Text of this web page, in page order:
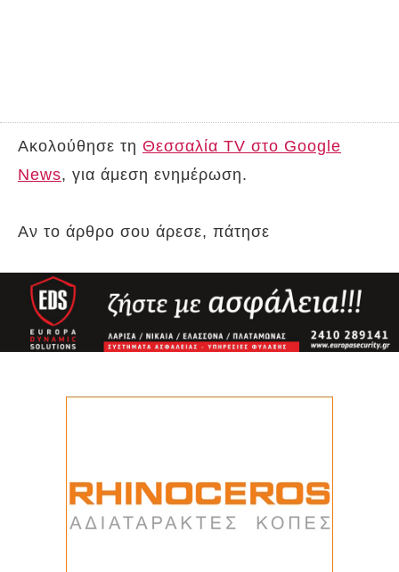
Ακολούθησε τη Θεσσαλία TV στο Google
News, για άμεση ενημέρωση.
Αν το άρθρο σου άρεσε, πάτησε